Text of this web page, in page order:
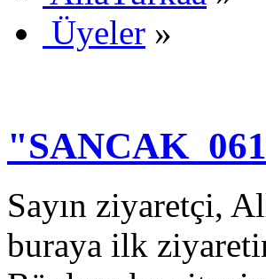
Üyeler »
Sayın ziyaretçi,
buraya ilk